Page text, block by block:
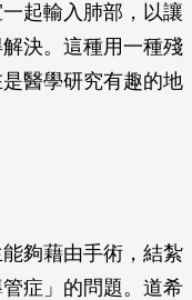
起輸入肺部，以讓
決。這種用一種殘
醫學研究有趣的地
夠藉由手術，結紮
症」的問題。道希